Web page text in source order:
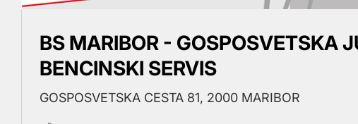
BS MARIBOR - GOSPOSVETSKA
BENCINSKI SERVIS
GOSPOSVETSKA CESTA 81, 2000 MARIBOR